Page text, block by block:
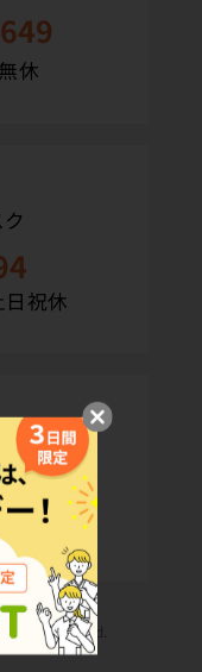
休
日祝休
Reserved.